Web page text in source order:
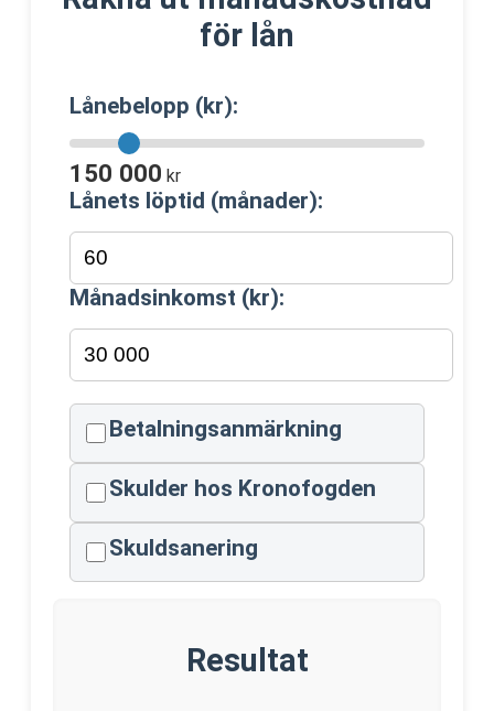
för lån
Lånebelopp (kr):
150 000 kr
Lånets löptid (månader):
Månadsinkomst (kr):
Betalningsanmärkning
Skulder hos Kronofogden
Skuldsanering
Resultat